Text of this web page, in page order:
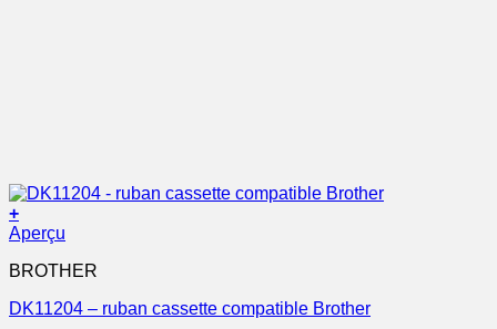
+
Aperçu
BROTHER
DK11204 – ruban cassette compatible Brother